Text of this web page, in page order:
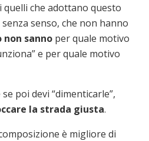
che adottano questo
senso, che non hanno
sanno per quale motivo
e per quale motivo
poi devi “dimenticarle”,
la strada giusta.
è migliore di